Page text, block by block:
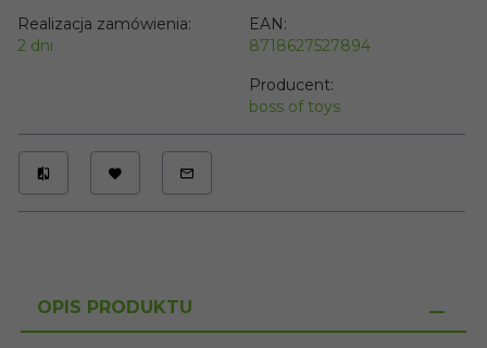
Realizacja zamówienia:
2 dni
EAN:
8718627527894
Producent:
boss of toys
OPIS PRODUKTU